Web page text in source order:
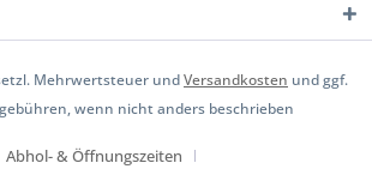
Mehrwertsteuer undVersandkosten und ggf.
wenn nicht anders beschrieben
Abhol- & Öffnungszeiten